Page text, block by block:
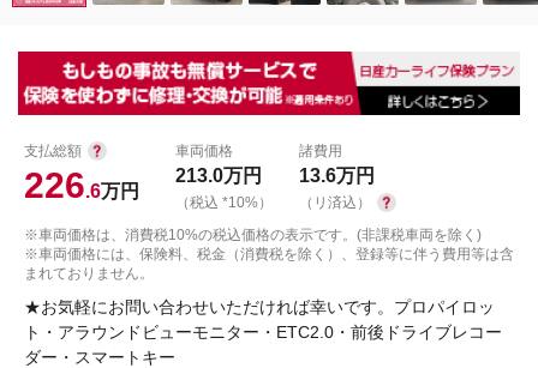
支払総額
226.6万円
車両価格
213.0万円
（税込 *10%）
諸費用
13.6万円
（リ済込）
※車両価格は、消費税10%の税込価格の表示です。(非課税車両を除く)
※車両価格には、保険料、税金（消費税を除く）、登録等に伴う費用等は含
まれておりません。
★お気軽にお問い合わせいただければ幸いです。プロパイロッ
ト・アラウンドビューモニター・ETC2.0・前後ドライブレコー
ダー・スマートキー